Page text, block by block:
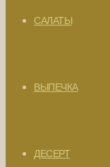
САЛАТЫ
ВЫПЕЧКА
ДЕСЕРТ